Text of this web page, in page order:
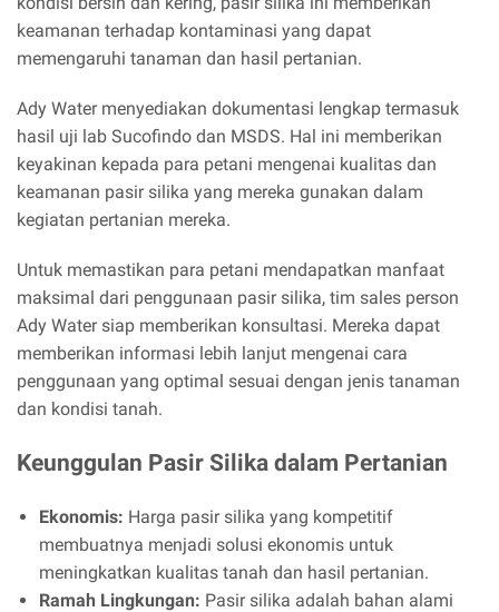
keamanan terhadap kontaminasi yang dapat
memengaruhi tanaman dan hasil pertanian.
Ady Water menyediakan dokumentasi lengkap termasuk
hasil uji lab Sucofindo dan MSDS. Hal ini memberikan
keyakinan kepada para petani mengenai kualitas dan
keamanan pasir silika yang mereka gunakan dalam
kegiatan pertanian mereka.
Untuk memastikan para petani mendapatkan manfaat
maksimal dari penggunaan pasir silika, tim sales person
Ady Water siap memberikan konsultasi. Mereka dapat
memberikan informasi lebih lanjut mengenai cara
penggunaan yang optimal sesuai dengan jenis tanaman
dan kondisi tanah.
Keunggulan Pasir Silika dalam Pertanian
Ekonomis: Harga pasir silika yang kompetitif
membuatnya menjadi solusi ekonomis untuk
meningkatkan kualitas tanah dan hasil pertanian.
Ramah Lingkungan: Pasir silika adalah bahan alami